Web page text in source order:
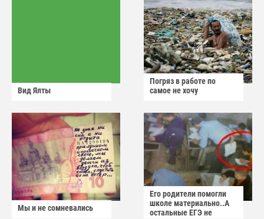
Вид Ялты
Погряз в работе по
самое не хочу
Мы и не сомневались
Его родители помогли
школе материально..А
остальные ЕГЭ не